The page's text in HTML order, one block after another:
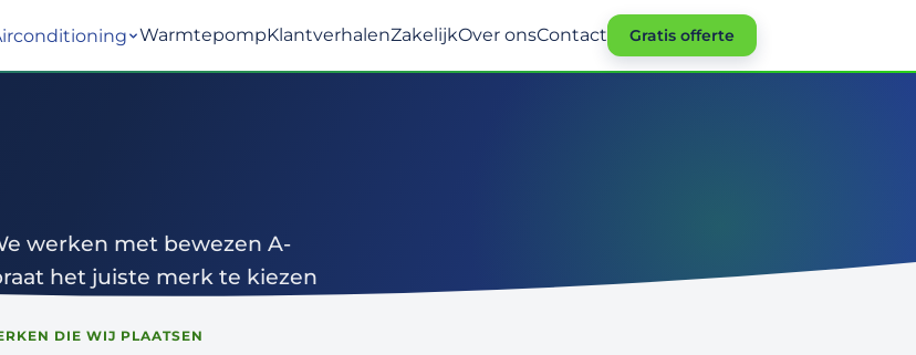
WarmtepompKlantverhalenZakelijkOver onsContact Gratis offerte
werken met bewezen A-
het juiste merk te kiezen
DIE WIJ PLAATSEN